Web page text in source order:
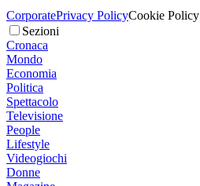
CorporatePrivacy PolicyCookie Policy
Sezioni
Cronaca
Mondo
Economia
Politica
Spettacolo
Televisione
People
Lifestyle
Videogiochi
Donne